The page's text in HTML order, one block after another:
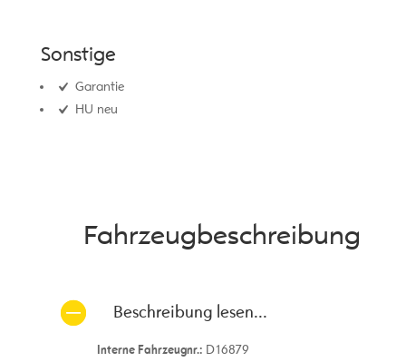
Sonstige
Garantie
HU neu
Fahrzeug­beschreibung
Beschreibung lesen...
Interne Fahrzeugnr.:D16879